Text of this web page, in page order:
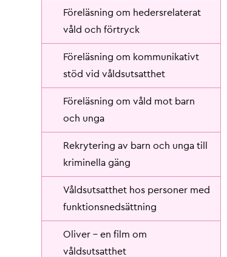
Föreläsning om hedersrelaterat
våld och förtryck
Föreläsning om kommunikativt
stöd vid våldsutsatthet
Föreläsning om våld mot barn
och unga
Rekrytering av barn och unga till
kriminella gäng
Våldsutsatthet hos personer med
funktionsnedsättning
Oliver - en film om
våldsutsatthet